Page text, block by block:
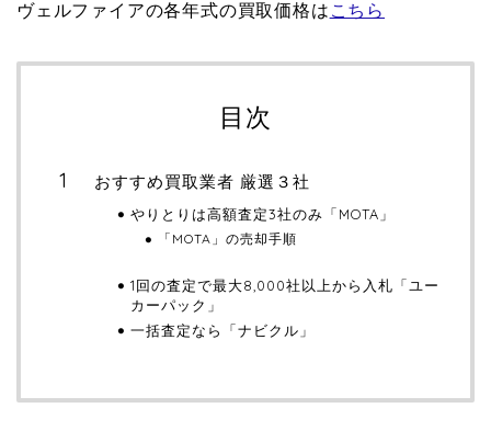
ヴェルファイアの各年式の買取価格は こちら
目次
おすすめ買取業者 厳選３社
やりとりは高額査定3社のみ「MOTA」
「MOTA」の売却手順
1回の査定で最大8,000社以上から入札「ユー
カーパック」
一括査定なら「ナビクル」